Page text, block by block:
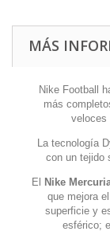
MÁS
Nike Football
más
veloces
La tecnología
con un tejido
El Nike
que mejora
superficie y
esférico;